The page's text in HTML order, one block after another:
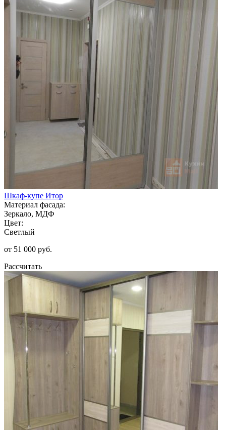
Шкаф-купе Итор
Материал фасада:
Зеркало, МДФ
Цвет:
Светлый
от 51 000 руб.
Рассчитать